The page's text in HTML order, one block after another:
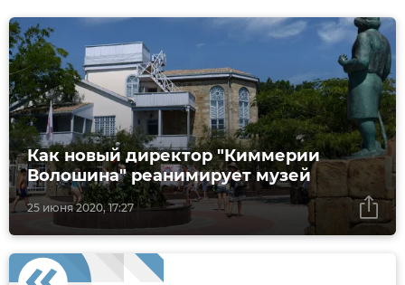
25 июня 2020, 17:27
Как новый директор "Киммерии
Волошина" реанимирует музей